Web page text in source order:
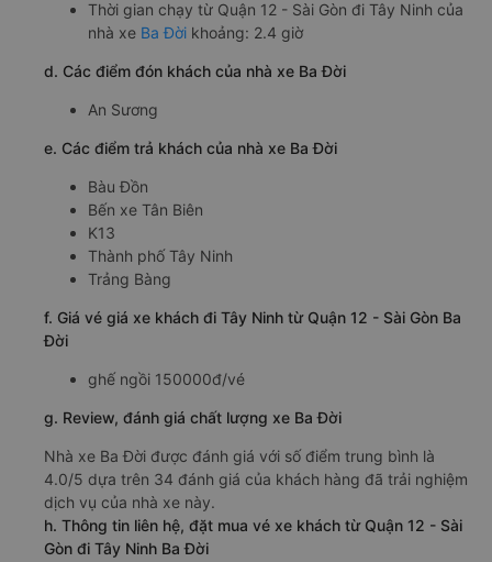
Thời gian chạy từ Quận 12 - Sài Gòn đi Tây Ninh của
nhà xe Ba Đời khoảng: 2.4 giờ
d. Các điểm đón khách của nhà xe Ba Đời
An Sương
e. Các điểm trả khách của nhà xe Ba Đời
Bàu Đồn
Bến xe Tân Biên
K13
Thành phố Tây Ninh
Trảng Bàng
f. Giá vé giá xe khách đi Tây Ninh từ Quận 12 - Sài Gòn Ba
Đời
ghế ngồi 150000đ/vé
g. Review, đánh giá chất lượng xe Ba Đời
Nhà xe Ba Đời được đánh giá với số điểm trung bình là
4.0/5 dựa trên 34 đánh giá của khách hàng đã trải nghiệm
dịch vụ của nhà xe này.
h. Thông tin liên hệ, đặt mua vé xe khách từ Quận 12 - Sài
Gòn đi Tây Ninh Ba Đời